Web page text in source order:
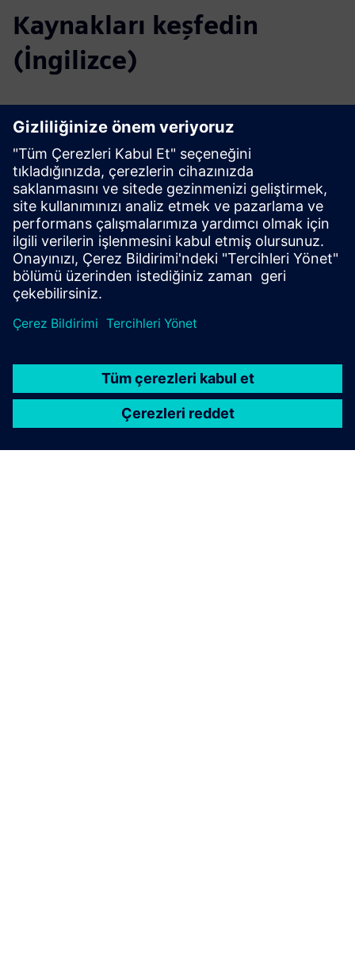
Kaynakları keşfedin
(İngilizce)
İndirilecek Dosyalar
Katalog SICAM FSI
SICAM FSI kullanıcının profili
İhale şartnameleri
SiePortal - Online mağaza
SIEportal'da SICAM FSI